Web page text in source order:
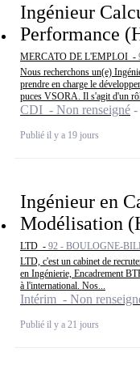
Ingénieur
Performance
MERCATO DE L'EMPLOI -
Nous recherchons un(e)
prendre en charge le
puces VSORA. Il s'agit d'un
CDI - Non renseigné
Publié il y a 19 jours
Ingénieur en
Modélisation
LTD - 92 - BOULOGNE-
LTD, c'est un cabinet de
en Ingénierie, Encadrement
à l'international. Nos...
Intérim - Non
Publié il y a 21 jours